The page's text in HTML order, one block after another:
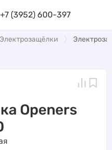
+7 (3952) 600-397
Электрозащёлки
Openers